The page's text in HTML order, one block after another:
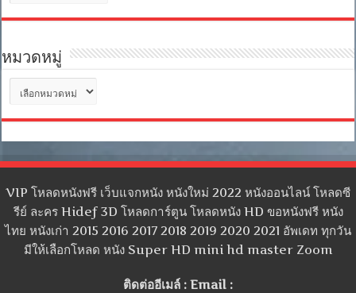
หมวดหมู่
หมู่
VIP โหลดหนังฟรี เว็บแจกหนัง หนังใหม่ 2022 หนังออนไลน์ โหลดซี
รีย์ ละคร Hidef 3D โหลดการ์ตูน โหลดหนัง HD ขอหนังฟรี หนัง
ไทย หนังเก่า 2015 2016 2017 2018 2019 2020 2021 อัพเดท ทุกวัน
มีให้เลือกโหลด หนัง Super HD mini hd master Zoom
ติดต่ออีเมล์ : Email :